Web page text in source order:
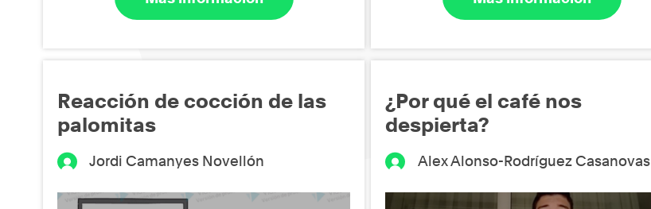
Reacción de cocción de las
palomitas
Jordi Camanyes Novellón
¿Por qué el café nos
despierta?
Alex Alonso-Rodríguez Casanovas